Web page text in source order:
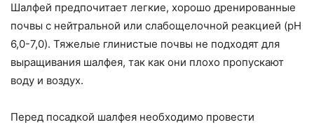
Шалфей предпочитает легкие, хорошо дренированные
почвы с нейтральной или слабощелочной реакцией (pH
6,0-7,0). Тяжелые глинистые почвы не подходят для
выращивания шалфея, так как они плохо пропускают
воду и воздух.
Перед посадкой шалфея необходимо провести